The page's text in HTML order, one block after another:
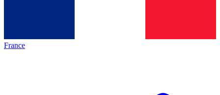
France